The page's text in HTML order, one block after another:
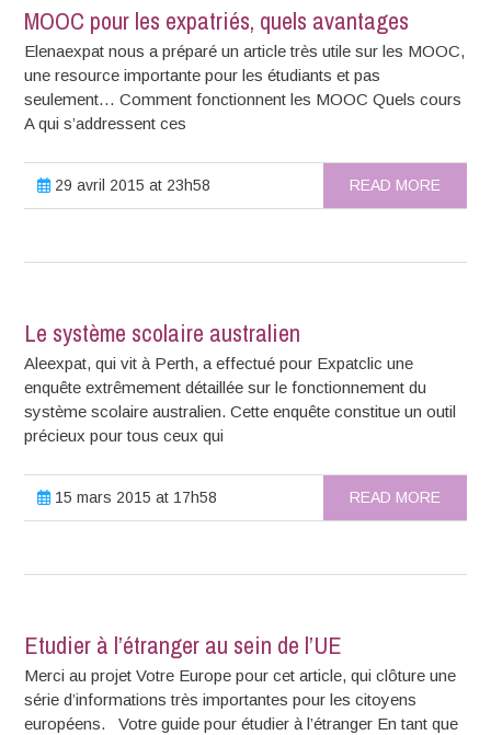
MOOC pour les expatriés, quels avantages
Elenaexpat nous a préparé un article très utile sur les MOOC,
une resource importante pour les étudiants et pas
seulement… Comment fonctionnent les MOOC Quels cours
A qui s’addressent ces
29 avril 2015 at 23h58 READ MORE
Le système scolaire australien
Aleexpat, qui vit à Perth, a effectué pour Expatclic une
enquête extrêmement détaillée sur le fonctionnement du
système scolaire australien. Cette enquête constitue un outil
précieux pour tous ceux qui
15 mars 2015 at 17h58 READ MORE
Etudier à l’étranger au sein de l’UE
Merci au projet Votre Europe pour cet article, qui clôture une
série d’informations très importantes pour les citoyens
européens. Votre guide pour étudier à l’étranger En tant que